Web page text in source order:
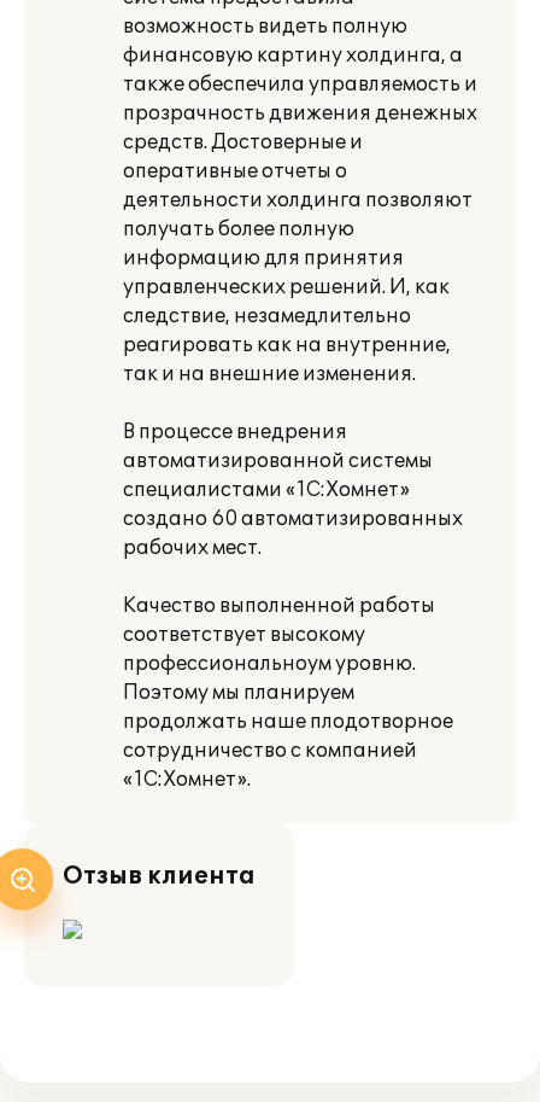
возможность видеть полную
финансовую картину холдинга, а
также обеспечила управляемость и
прозрачность движения денежных
средств. Достоверные и
оперативные отчеты о
деятельности холдинга позволяют
получать более полную
информацию для принятия
управленческих решений. И, как
следствие, незамедлительно
реагировать как на внутренние,
так и на внешние изменения.
В процессе внедрения
автоматизированной системы
специалистами «1С:Хомнет»
создано 60 автоматизированных
рабочих мест.
Качество выполненной работы
соответствует высокому
профессиональноум уровню.
Поэтому мы планируем
продолжать наше плодотворное
сотрудничество с компанией
«1С:Хомнет».
Отзыв клиента